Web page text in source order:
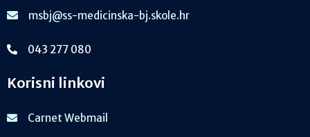
msbj@ss-medicinska-bj.skole.hr
043 277 080
Korisni linkovi
Carnet Webmail